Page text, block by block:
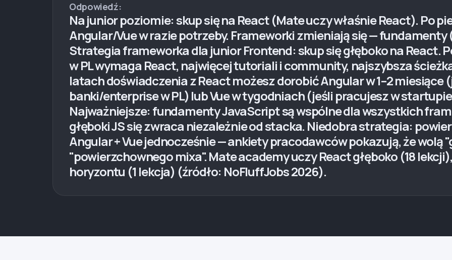
Odpowiedź:
Na junior poziomie: skup się na React (Mate uczy właśnie React). Po
Angular/Vue w razie potrzeby. Frameworki zmieniają się — fundamenty
Strategia frameworka dla junior Frontend: skup się głęboko na React.
w PL wymaga React, najwięcej tutoriali i community, najszybsza
latach doświadczenia z React możesz dorobić Angular w 1–2
banki/enterprise w PL) lub Vue w tygodniach (jeśli pracujesz w
Najważniejsze: fundamenty JavaScript są wspólne dla wszystkich
głęboki JS się zwraca niezależnie od stacka. Niedobra strategia:
Angular + Vue jednocześnie — ankiety pracodawców pokazują, że wolą
"powierzchownego mixa". Mate academy uczy React głęboko (18
horyzontu (1 lekcja) (źródło: NoFluffJobs 2026).